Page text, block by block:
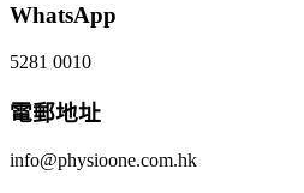
WhatsApp
5281 0010
電郵地址
info@physioone.com.hk